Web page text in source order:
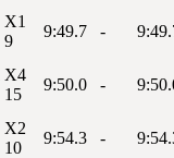
X1
9
9:49.7 -
X4
15
9:50.0 -
X2
10
9:54.3 -